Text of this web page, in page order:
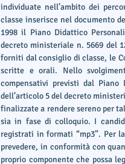
individuate nell’ambito dei
classe inserisce nel documento
1998 il Piano Didattico
decreto ministeriale n. 5669 del
forniti dal consiglio di classe, le
scritte e orali. Nello
compensativi previsti dal Piano
dell’articolo 5 del decreto
finalizzate a rendere sereno per
sia in fase di colloquio. I
registrati in formati “mp3”. Per
prevedere, in conformità con
proprio componente che possa